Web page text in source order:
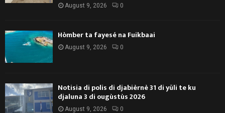
August 9, 2026 0
Hòmber ta fayesé na Fuikbaai
August 9, 2026 0
Notisia di polis di djabièrnè 31 di yüli te ku
djaluna 3 di ougùstùs 2026
August 9, 2026 0